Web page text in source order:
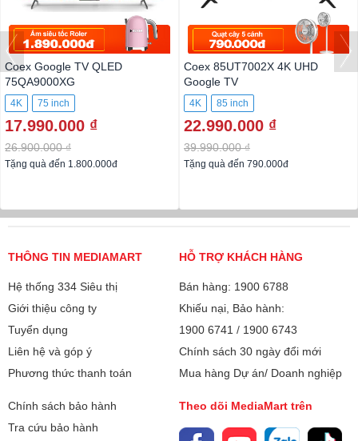
Coex Google TV QLED
75QA9000XG
4K 75 inch
17.990.000 ₫
26.900.000 ₫
Tặng quà đến 1.800.000đ
Coex 85UT7002X 4K UHD
Google TV
4K 85 inch
22.990.000 ₫
39.990.000 ₫
Tặng quà đến 790.000đ
THÔNG TIN MEDIAMART
Hệ thống 334 Siêu thị
Giới thiệu công ty
Tuyển dụng
Liên hệ và góp ý
Phương thức thanh toán
HỖ TRỢ KHÁCH HÀNG
Bán hàng: 1900 6788
Khiếu nại, Bảo hành:
1900 6741 / 1900 6743
Chính sách 30 ngày đổi mới
Mua hàng Dự án/ Doanh nghiệp
Chính sách bảo hành
Tra cứu bảo hành
Theo dõi MediaMart trên